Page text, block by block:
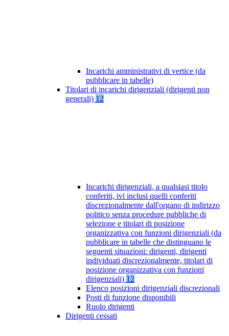
Incarichi amministrativi di vertice (da
pubblicare in tabelle)
Titolari di incarichi dirigenziali (dirigenti non
generali) 12
Incarichi dirigenziali, a qualsiasi titolo
conferiti, ivi inclusi quelli conferiti
discrezionalmente dall'organo di indirizzo
politico senza procedure pubbliche di
selezione e titolari di posizione
organizzativa con funzioni dirigenziali (da
pubblicare in tabelle che distinguano le
seguenti situazioni: dirigenti, dirigenti
individuati discrezionalmente, titolari di
posizione organizzativa con funzioni
dirigenziali) 12
Elenco posizioni dirigenziali discrezionali
Posti di funzione disponibili
Ruolo dirigenti
Dirigenti cessati